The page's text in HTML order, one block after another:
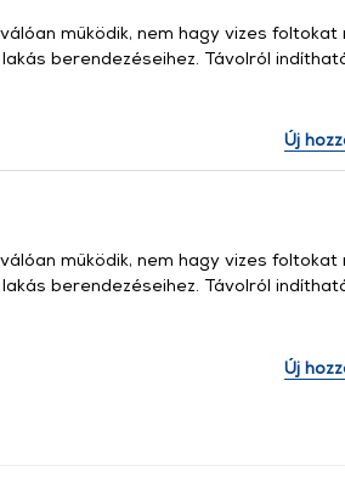
működik, nem hagy vizes foltokat
berendezéseihez. Távolról
Új
működik, nem hagy vizes foltokat
berendezéseihez. Távolról
Új